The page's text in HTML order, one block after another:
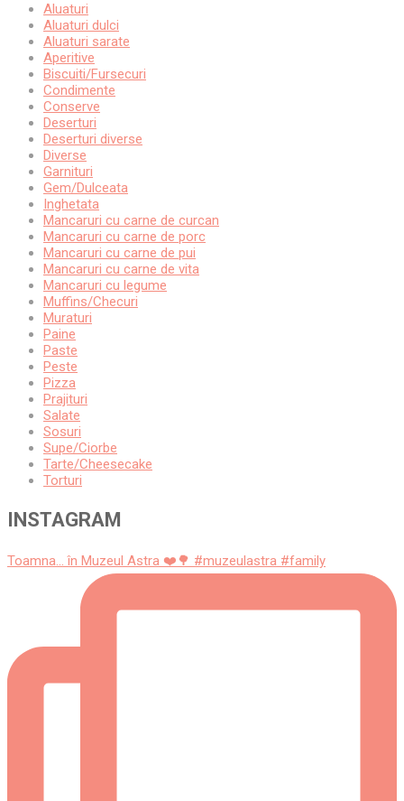
Aluaturi
Aluaturi dulci
Aluaturi sarate
Aperitive
Biscuiti/Fursecuri
Condimente
Conserve
Deserturi
Deserturi diverse
Diverse
Garnituri
Gem/Dulceata
Inghetata
Mancaruri cu carne de curcan
Mancaruri cu carne de porc
Mancaruri cu carne de pui
Mancaruri cu carne de vita
Mancaruri cu legume
Muffins/Checuri
Muraturi
Paine
Paste
Peste
Pizza
Prajituri
Salate
Sosuri
Supe/Ciorbe
Tarte/Cheesecake
Torturi
INSTAGRAM
Toamna... în Muzeul Astra ❤️🌳 #muzeulastra #family